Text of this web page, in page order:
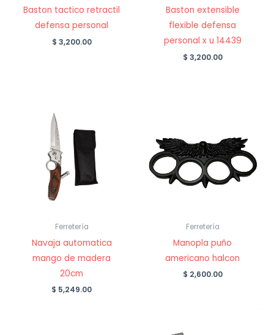
Baston tactico retractil
defensa personal
$ 3,200.00
Baston extensible
flexible defensa
personal x u 14439
$ 3,200.00
Ferretería
Navaja automatica
mango de madera
20cm
$ 5,249.00
Ferretería
Manopla puño
americano halcon
$ 2,600.00